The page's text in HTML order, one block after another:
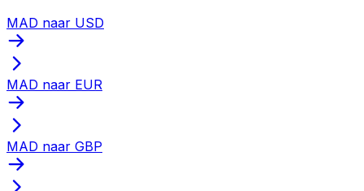
MAD naar USD
MAD naar EUR
MAD naar GBP